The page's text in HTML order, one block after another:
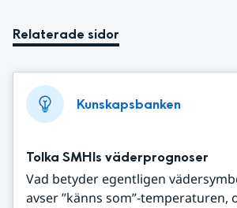
Relaterade sidor
Kunskapsbanken
Tolka SMHIs väderprognoser
Vad betyder egentligen
avser ”känns som”-temperaturen,